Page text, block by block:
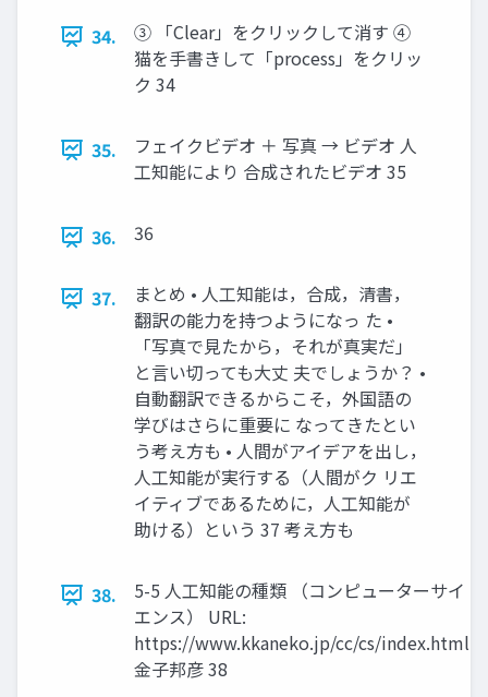
34.
③ 「Clear」をクリックして消す ④
猫を手書きして「process」をクリッ
ク 34
35.
フェイクビデオ ＋ 写真 → ビデオ 人
工知能により 合成されたビデオ 35
36. 36
37.
まとめ • 人工知能は，合成，清書，
翻訳の能力を持つようになっ た •
「写真で見たから，それが真実だ」
と言い切っても大丈 夫でしょうか？ •
自動翻訳できるからこそ，外国語の
学びはさらに重要に なってきたとい
う考え方も • 人間がアイデアを出し，
人工知能が実行する（人間がク リエ
イティブであるために，人工知能が
助ける）という 37 考え方も
38.
5-5 人工知能の種類 （コンピューターサイ
エンス） URL:
https://www.kkaneko.jp/cc/cs/index.html
金子邦彦 38